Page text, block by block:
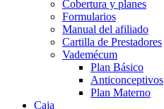
Cobertura y planes
Formularios
Manual del afiliado
Cartilla de Prestadores
Vademécum
Plan Básico
Anticonceptivos
Plan Materno
Caja